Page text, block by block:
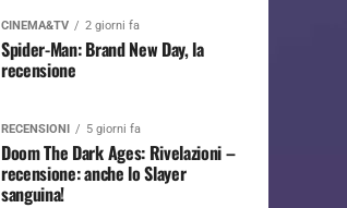
CINEMA&TV 2 giorni fa
Spider-Man: Brand New Day, la
recensione
RECENSIONI 5 giorni fa
Doom The Dark Ages: Rivelazioni –
recensione: anche lo Slayer
sanguina!